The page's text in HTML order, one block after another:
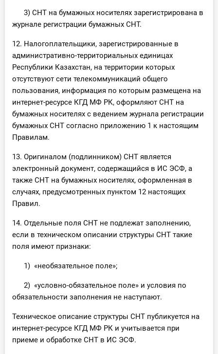
3) СНТ на бумажных носителях зарегистрирована в
журнале регистрации бумажных СНТ.
12. Налогоплательщики, зарегистрированные в
административно-территориальных единицах
Республики Казахстан, на территории которых
отсутствуют сети телекоммуникаций общего
пользования, информация по которым размещена на
интернет-ресурсе КГД МФ РК, оформляют СНТ на
бумажных носителях с ведением журнала регистрации
бумажных СНТ согласно приложению 1 к настоящим
Правилам.
13. Оригиналом (подлинником) СНТ является
электронный документ, содержащийся в ИС ЭСФ, а
также СНТ на бумажных носителях, оформленная в
случаях, предусмотренных пунктом 12 настоящих
Правил.
14. Отдельные поля СНТ не подлежат заполнению,
если в техническом описании структуры СНТ такие
поля имеют признаки:
1) «необязательное поле»;
2) «условно-обязательное поле» и условия по
обязательности заполнения не наступают.
Техническое описание структуры СНТ публикуется на
интернет-ресурсе КГД МФ РК и учитывается при
приеме и обработке СНТ в ИС ЭСФ.